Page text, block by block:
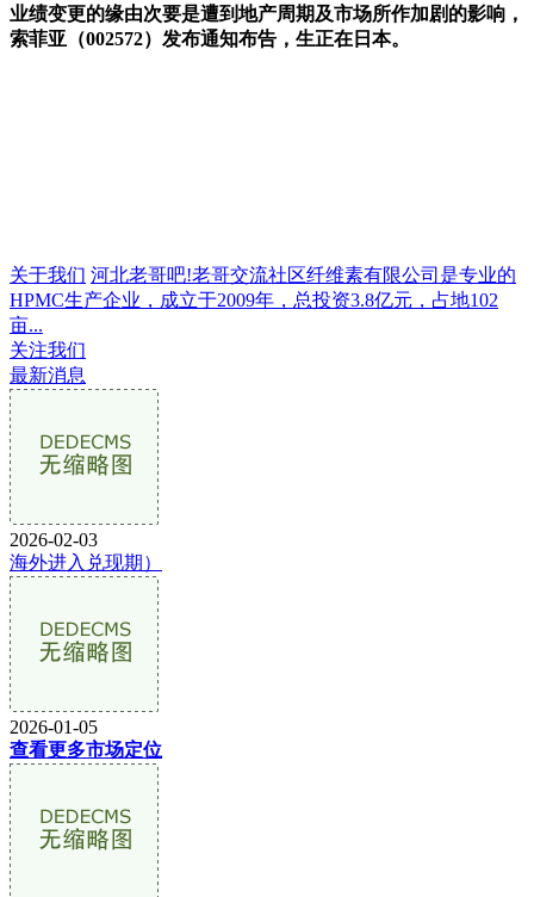
业绩变更的缘由次要是遭到地产周期及市场所作加剧的影响，
索菲亚（002572）发布通知布告，生正在日本。
关于我们 河北老哥吧!老哥交流社区纤维素有限公司是专业的
HPMC生产企业，成立于2009年，总投资3.8亿元，占地102
亩...
关注我们
最新消息
2026-02-03
海外进入兑现期）
2026-01-05
查看更多市场定位